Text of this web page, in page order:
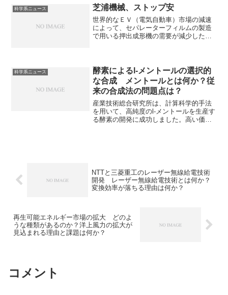
投資など幅広い分野で利用されます。銀
の持つ特性や特性を生かした用途を知る
ことができます。
科学系ニュース 芝浦機械、ストップ安
世界的なＥＶ（電気自動車）市場の減速
によって、セパレーターフィルムの製造
で用いる押出成形機の需要が減少したこ
科学系ニュース
酵素によるl-メントールの選択的
な合成 メントールとは何か？従
来の合成法の問題点は？
産業技術総合研究所は、計算科学的手法
を用いて、高純度のl-メントールを生産す
る酵素の開発に成功しました。高い価値
を知ることができます。
NTTと三菱重工のレーザー無線給電技術
開発 レーザー無線給電技術とは何か？
変換効率が落ちる理由は何か？
再生可能エネルギー市場の拡大 どのよ
うな種類があるのか？洋上風力の拡大が
見込まれる理由と課題は何か？
コメント